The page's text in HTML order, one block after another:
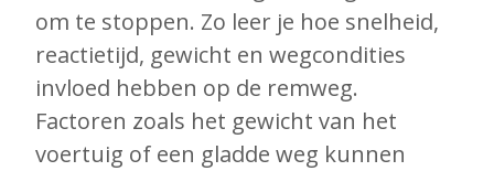
om te stoppen. Zo leer je hoe snelheid,
reactietijd, gewicht en wegcondities
invloed hebben op de remweg.
Factoren zoals het gewicht van het
voertuig of een gladde weg kunnen